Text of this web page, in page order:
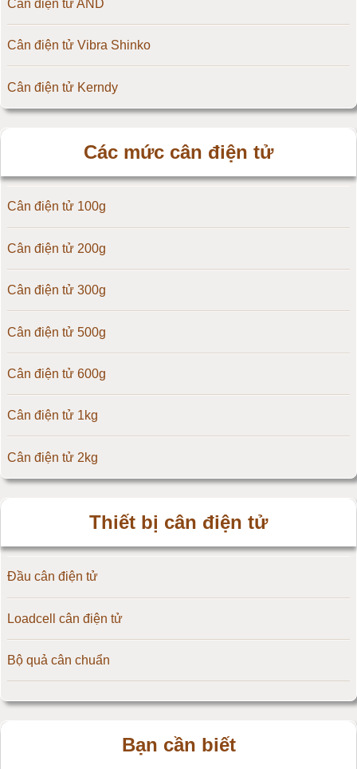
Cân điện tử AND
Cân điện tử Vibra Shinko
Cân điện tử Kerndy
Cân điện tử OCS
Cân điện tử Digi
Cân điện tử TNP Scacle
Cân điện tử CAS Hàn Quốc
Cân điện tử Yaohua
Cân điện tử Amcells
Đầu cân điện tử Flintec
Các mức cân điện tử
Cân điện tử 100g
Cân điện tử 200g
Cân điện tử 300g
Cân điện tử 500g
Cân điện tử 600g
Cân điện tử 1kg
Cân điện tử 2kg
Cân điện tử 10kg
Cân điện tử 15kg
Cân điện tử 20kg
Cân điện tử 25kg
Thiết bị cân điện tử
Đầu cân điện tử
Loadcell cân điện tử
Bộ quả cân chuẩn
Bạn cần biết